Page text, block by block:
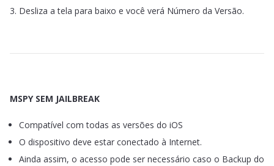
MSPY SEM JAILBREAK
Compatível com todas as versões do iOS
O dispositivo deve estar conectado à Internet.
Ainda assim, o acesso pode ser necessário caso o Backup do
Desliza a tela para baixo e você verá Número da Versão.